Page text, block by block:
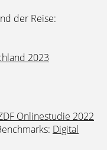
der Reise:
2023
Onlinestudie 2022
Digital